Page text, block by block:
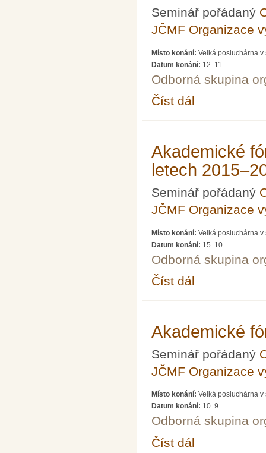
Seminář pořádaný
JČMF Organizace
Místo konání: Velká posluchárna v
Datum konání: 12. 11.
Odborná skupina
Číst dál
Akademické
letech
Seminář pořádaný
JČMF Organizace
Místo konání: Velká posluchárna v
Datum konání: 15. 10.
Odborná skupina
Číst dál
Akademické
Seminář pořádaný
JČMF Organizace
Místo konání: Velká posluchárna v
Datum konání: 10. 9.
Odborná skupina
Číst dál